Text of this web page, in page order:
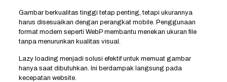
Gambar berkualitas tinggi tetap penting, tetapi ukurannya
harus disesuaikan dengan perangkat mobile. Penggunaan
format modern seperti WebP membantu menekan ukuran file
tanpa menurunkan kualitas visual.
Lazy loading menjadi solusi efektif untuk memuat gambar
hanya saat dibutuhkan. Ini berdampak langsung pada
kecepatan website.